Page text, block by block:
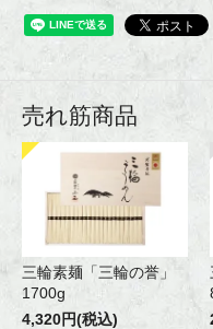
売れ筋商品
三輪素麺「三輪の誉」
1700g
4,320円(税込)